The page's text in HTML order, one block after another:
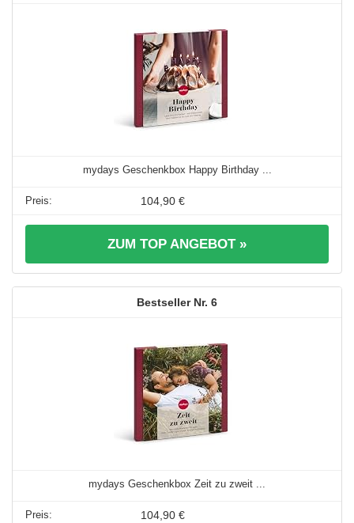
mydays Geschenkbox Happy Birthday ...
104,90 €
ZUM TOP ANGEBOT »
6
mydays Geschenkbox Zeit zu zweit ...
104,90 €